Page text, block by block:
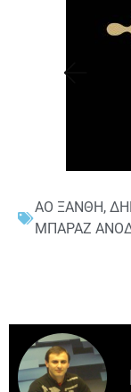
ΑΟ ΞΑΝΘΗ,
ΜΠΑΡΑΖ